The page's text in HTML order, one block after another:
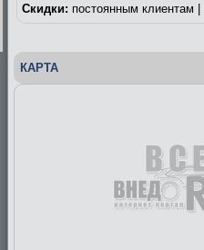
Скидки: постоянным клиентам |
КАРТА